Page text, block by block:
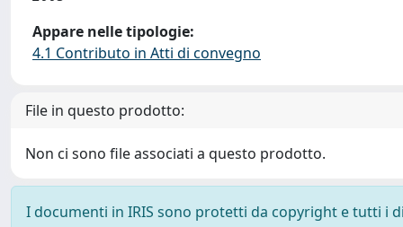
Appare nelle tipologie:
4.1 Contributo in Atti di convegno
File in questo prodotto:
Non ci sono file associati a questo prodotto.
I documenti in IRIS sono protetti da copyright e tutti i